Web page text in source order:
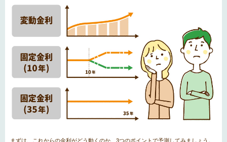
まずは、これからの金利がどう動くのか、3つのポイントで予測してみましょう。